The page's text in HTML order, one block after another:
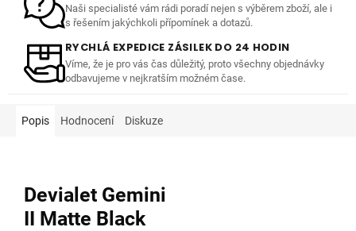
Naši specialisté vám rádi poradí nejen s výběrem zboží, ale i
s řešením jakýchkoli přípomínek a dotazů.
RYCHLÁ EXPEDICE ZÁSILEK DO 24 HODIN
Víme, že je pro vás čas důležitý, proto všechny objednávky
odbavujeme v nejkratším možném čase.
Popis Hodnocení Diskuze
Devialet Gemini
II Matte Black